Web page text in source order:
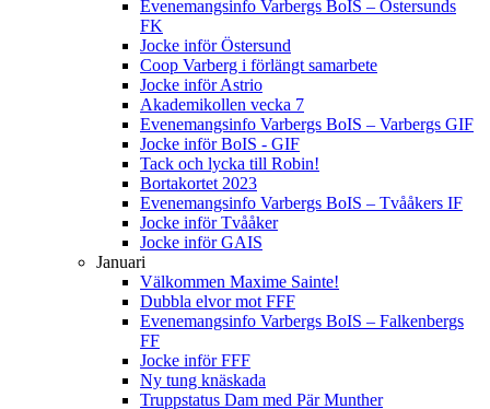
Evenemangsinfo Varbergs BoIS – Östersunds
FK
Jocke inför Östersund
Coop Varberg i förlängt samarbete
Jocke inför Astrio
Akademikollen vecka 7
Evenemangsinfo Varbergs BoIS – Varbergs GIF
Jocke inför BoIS - GIF
Tack och lycka till Robin!
Bortakortet 2023
Evenemangsinfo Varbergs BoIS – Tvååkers IF
Jocke inför Tvååker
Jocke inför GAIS
Januari
Välkommen Maxime Sainte!
Dubbla elvor mot FFF
Evenemangsinfo Varbergs BoIS – Falkenbergs
FF
Jocke inför FFF
Ny tung knäskada
Truppstatus Dam med Pär Munther